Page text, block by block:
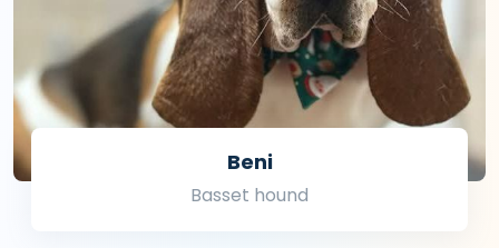
Beni
Basset hound